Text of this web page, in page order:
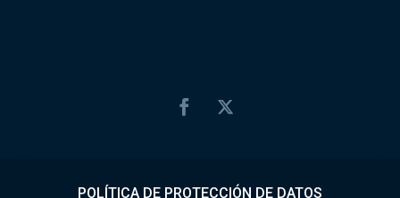
POLÍTICA DE PROTECCIÓN DE DATOS